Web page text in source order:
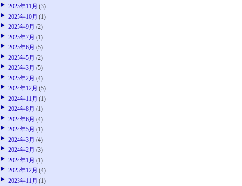
2025年11月 (3)
2025年10月 (1)
2025年9月 (2)
2025年7月 (1)
2025年6月 (5)
2025年5月 (2)
2025年3月 (5)
2025年2月 (4)
2024年12月 (5)
2024年11月 (1)
2024年8月 (1)
2024年6月 (4)
2024年5月 (1)
2024年3月 (4)
2024年2月 (3)
2024年1月 (1)
2023年12月 (4)
2023年11月 (1)